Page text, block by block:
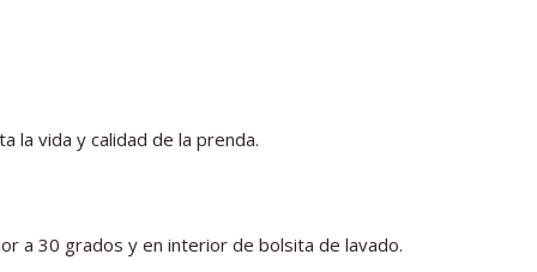
la vida y calidad de la prenda.
a 30 grados y en interior de bolsita de lavado.